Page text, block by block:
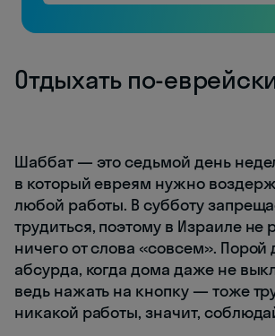
Отдыхать по-
Шаббат — это седьмой день
в который евреям нужно
любой работы. В субботу
трудиться, поэтому в Израиле не
ничего от слова «совсем». Порой
абсурда, когда дома даже не
ведь нажать на кнопку — тоже
никакой работы, значит,